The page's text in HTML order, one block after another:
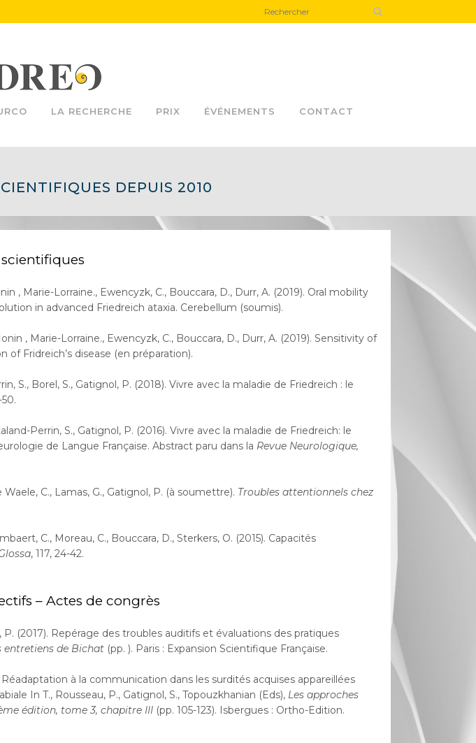
LA RECHERCHE PRIX ÉVÉNEMENTS CONTACT
DEPUIS 2010
, Marie-Lorraine., Ewencyzk, C., Bouccara, D., Durr, A. (2019). Oral mobility
in advanced Friedreich ataxia. Cerebellum (soumis).
, Marie-Lorraine., Ewencyzk, C., Bouccara, D., Durr, A. (2019). Sensitivity of
Fridreich’s disease (en préparation).
S., Borel, S., Gatignol, P. (2018). Vivre avec la maladie de Friedreich : le
Perrin, S., Gatignol, P. (2016). Vivre avec la maladie de Friedreich: le
de Langue Française. Abstract paru dans la Revue Neurologique,
Waele, C., Lamas, G., Gatignol, P. (à soumettre). Troubles attentionnels chez
C., Moreau, C., Bouccara, D., Sterkers, O. (2015). Capacités
, 117, 24-42.
– Actes de congrès
P. (2017). Repérage des troubles auditifs et évaluations des pratiques
entretiens de Bichat(pp. ). Paris : Expansion Scientifique Française.
Réadaptation à la communication dans les surdités acquises appareillées
In T., Rousseau, P., Gatignol, S., Topouzkhanian (Eds), Les approches
édition, tome 3, chapitre III(pp. 105-123). Isbergues : Ortho-Edition.